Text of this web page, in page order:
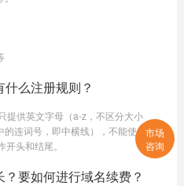
么注册规则？
提供英文字母（a-z，不区分大小
连词号，即中横线），不能使用空格
头和结尾。
要如何进行域名续费？
市场
咨询